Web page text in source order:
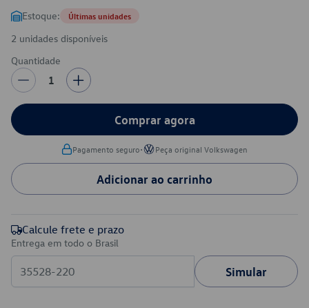
Estoque: Últimas unidades
2 unidades disponíveis
Quantidade
1
Comprar agora
Pagamento seguro• Peça original Volkswagen
Adicionar ao carrinho
Calcule frete e prazo
Entrega em todo o Brasil
Simular